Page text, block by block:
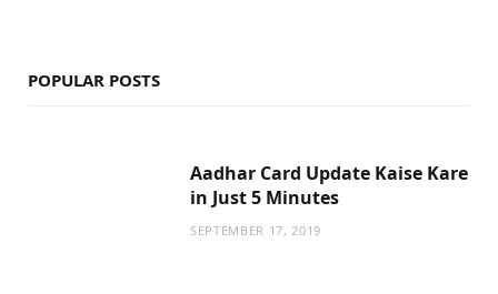
POPULAR POSTS
Aadhar Card Update Kaise Kare
in Just 5 Minutes
SEPTEMBER 17, 2019